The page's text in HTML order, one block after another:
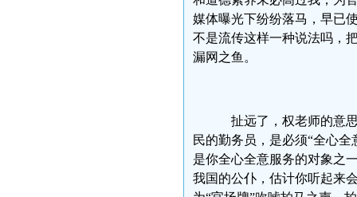
媒体曝光下纷纷落马，早已
不是流传这样一种说法吗，
漏网之鱼。
扯远了，权老师的意
民的勤务员，是必须“全心
是你全心全意服务的对象之
我国的公仆，估计你听起来